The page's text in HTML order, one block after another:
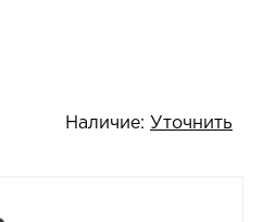
Наличие: Уточнить